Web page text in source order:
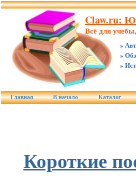
Claw.ru:
Всё для
»
»
»
Главная В начало Каталог
Короткие